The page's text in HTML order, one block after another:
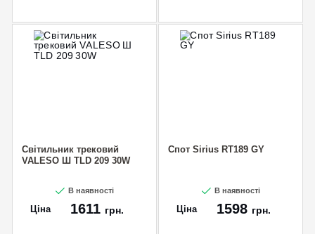
Світильник трековий
VALESO Ш TLD 209 30W
В наявності
Ціна 1611 грн.
Спот Sirius RT189 GY
В наявності
Ціна 1598 грн.